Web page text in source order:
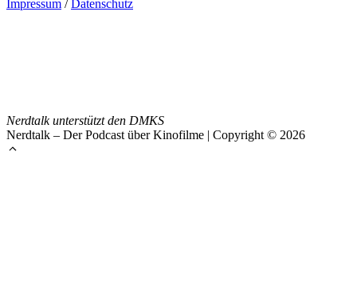
Impressum /Datenschutz
Nerdtalk unterstützt den DMKS
Nerdtalk – Der Podcast über Kinofilme | Copyright © 2026